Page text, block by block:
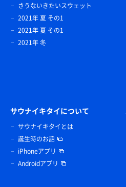
さうないきたいスウェット
2021年 夏 その1
2021年 夏 その1
2021年 冬
サウナイキタイについて
サウナイキタイとは
誕生時のお話
iPhoneアプリ
Androidアプリ